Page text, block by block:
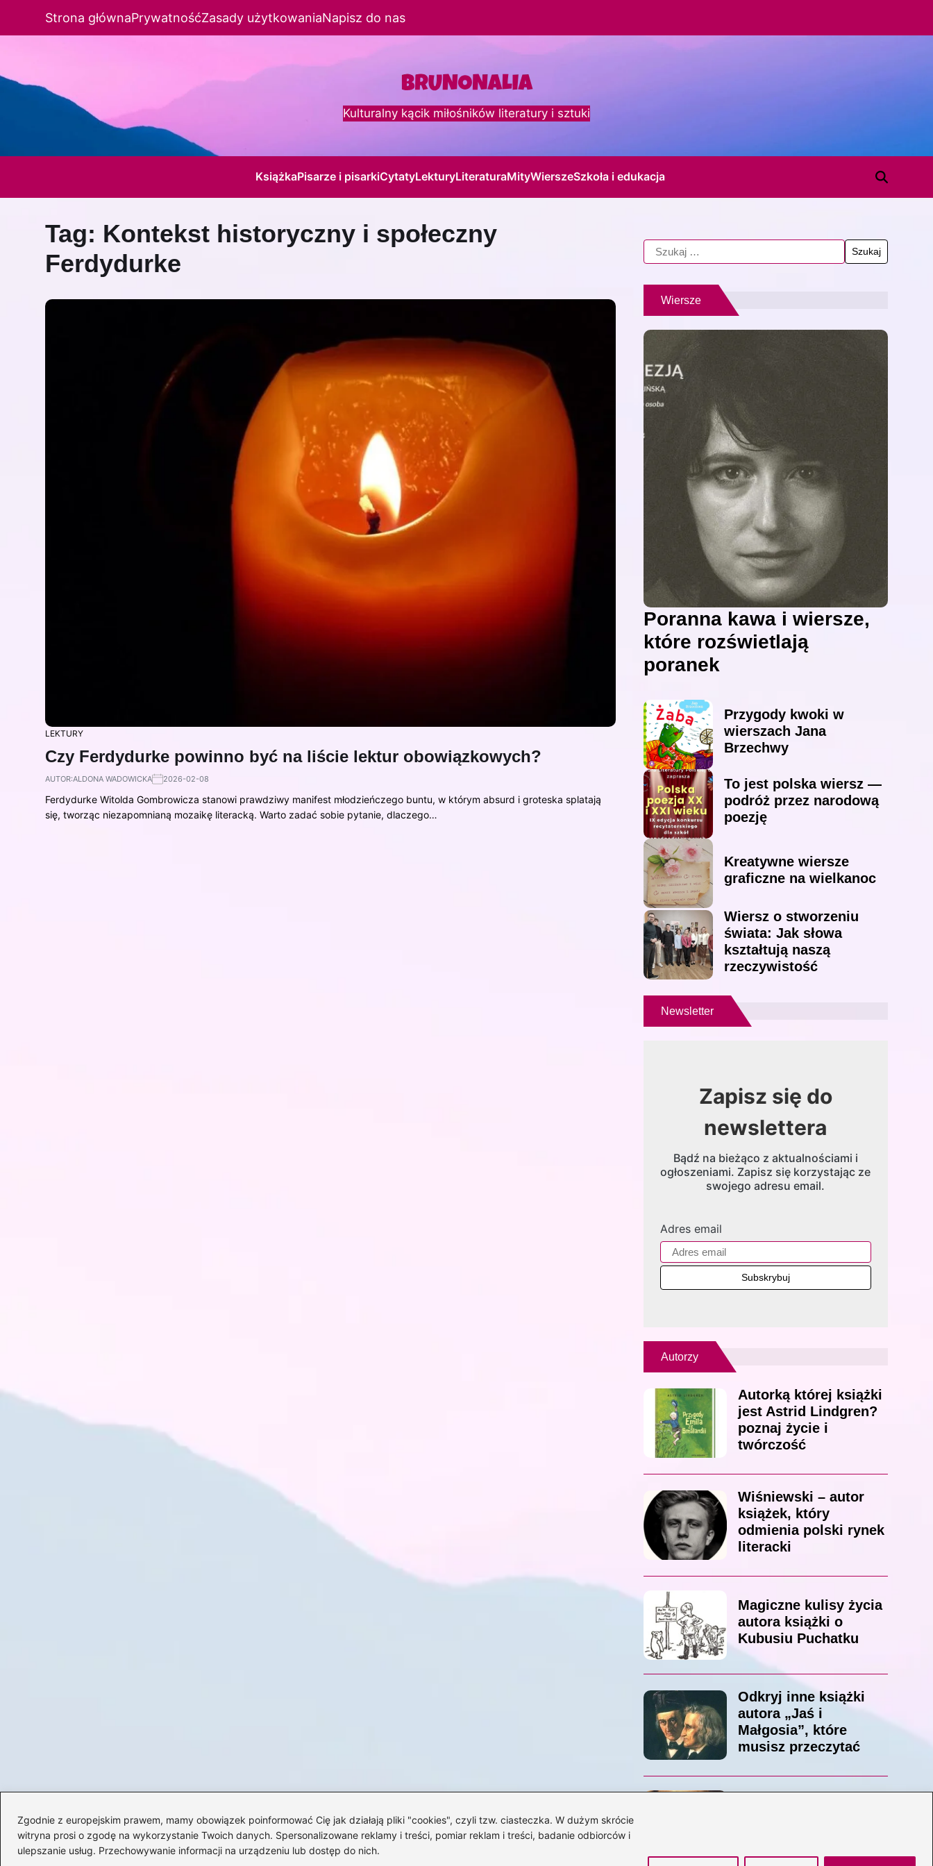
Zgodnie z europejskim prawem, mamy obowiązek poinformować Cię jak działają pliki "cookies", czyli tzw. ciasteczka. W dużym skrócie
witryna prosi o zgodę na wykorzystanie Twoich danych. Spersonalizowane reklamy i treści, pomiar reklam i treści, badanie odbiorców i
ulepszanie usług. Przechowywanie informacji na urządzeniu lub dostęp do nich.
Strona głównaPrywatnośćZasady użytkowaniaNapisz do nas
Kulturalny kącik miłośników literatury i sztuki
KsiążkaPisarze i pisarkiCytatyLekturyLiteraturaMityWierszeSzkoła i edukacja
Tag: Kontekst historyczny i społeczny
Ferdydurke
LEKTURY
Czy Ferdydurke powinno być na liście lektur obowiązkowych?
AUTOR:ALDONA WADOWICKA 2026-02-08
Ferdydurke Witolda Gombrowicza stanowi prawdziwy manifest młodzieńczego buntu, w którym absurd i groteska splatają
się, tworząc niezapomnianą mozaikę literacką. Warto zadać sobie pytanie, dlaczego…
Wiersze
Poranna kawa i wiersze,
które rozświetlają
poranek
Przygody kwoki w
wierszach Jana
Brzechwy
To jest polska wiersz —
podróż przez narodową
poezję
Kreatywne wiersze
graficzne na wielkanoc
Wiersz o stworzeniu
świata: Jak słowa
kształtują naszą
rzeczywistość
Newsletter
Zapisz się do
newslettera
Bądź na bieżąco z aktualnościami i
ogłoszeniami. Zapisz się korzystając ze
swojego adresu email.
Adres email
Autorzy
Autorką której książki
jest Astrid Lindgren?
poznaj życie i
twórczość
Wiśniewski – autor
książek, który
odmienia polski rynek
literacki
Magiczne kulisy życia
autora książki o
Kubusiu Puchatku
Odkryj inne książki
autora „Jaś i
Małgosia”, które
musisz przeczytać